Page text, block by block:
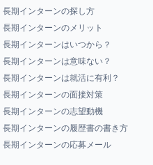
長期インターンの探し方
長期インターンのメリット
長期インターンはいつから？
長期インターンは意味ない？
長期インターンは就活に有利？
長期インターンの面接対策
長期インターンの志望動機
長期インターンの履歴書の書き方
長期インターンの応募メール